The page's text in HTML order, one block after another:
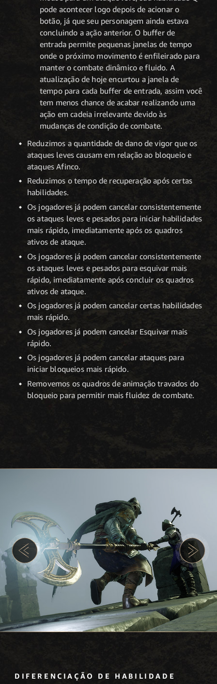
pode acontecer logo depois de acionar o
botão, já que seu personagem ainda estava
concluindo a ação anterior. O buffer de
entrada permite pequenas janelas de tempo
onde o próximo movimento é enfileirado para
manter o combate dinâmico e fluido. A
atualização de hoje encurtou a janela de
tempo para cada buffer de entrada, assim você
tem menos chance de acabar realizando uma
ação em cadeia irrelevante devido às
mudanças de condição de combate.
Reduzimos a quantidade de dano de vigor que os
ataques leves causam em relação ao bloqueio e
ataques Afinco.
Reduzimos o tempo de recuperação após certas
habilidades.
Os jogadores já podem cancelar consistentemente
os ataques leves e pesados para iniciar habilidades
mais rápido, imediatamente após os quadros
ativos de ataque.
Os jogadores já podem cancelar consistentemente
os ataques leves e pesados para esquivar mais
rápido, imediatamente após concluir os quadros
ativos de ataque.
Os jogadores já podem cancelar certas habilidades
mais rápido.
Os jogadores já podem cancelar Esquivar mais
rápido.
Os jogadores já podem cancelar ataques para
iniciar bloqueios mais rápido.
Removemos os quadros de animação travados do
bloqueio para permitir mais fluidez de combate.
DIFERENCIAÇÃO DE HABILIDADE